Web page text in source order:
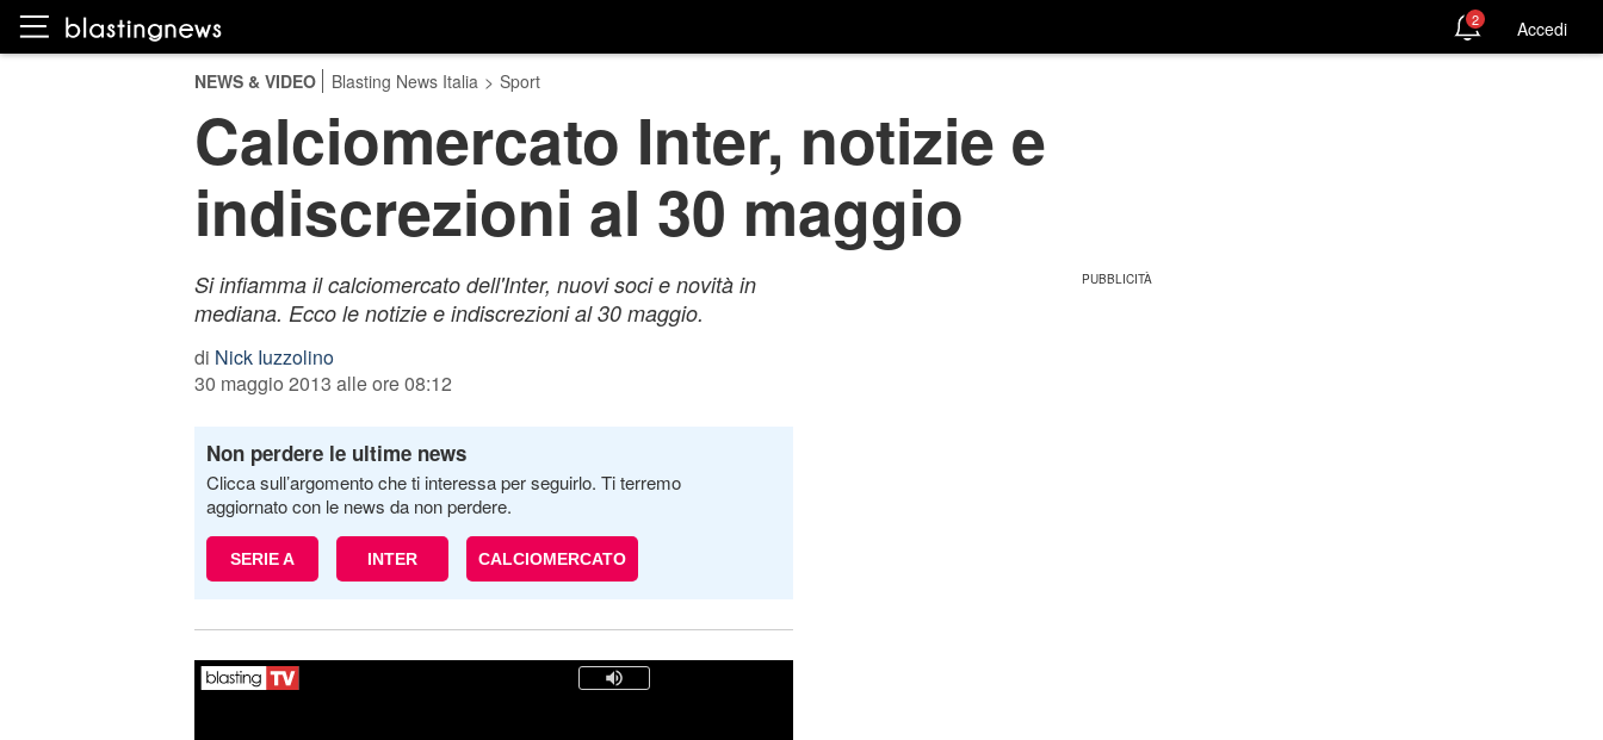
2 Accedi
NEWS & VIDEO Blasting News Italia > Sport
Calciomercato Inter, notizie e
indiscrezioni al 30 maggio
Si infiamma il calciomercato dell'Inter, nuovi soci e novità in
mediana. Ecco le notizie e indiscrezioni al 30 maggio.
di Nick Iuzzolino
30 maggio 2013 alle ore 08:12
Non perdere le ultime news
Clicca sull’argomento che ti interessa per seguirlo. Ti terremo
aggiornato con le news da non perdere.
SERIE A INTER CALCIOMERCATO